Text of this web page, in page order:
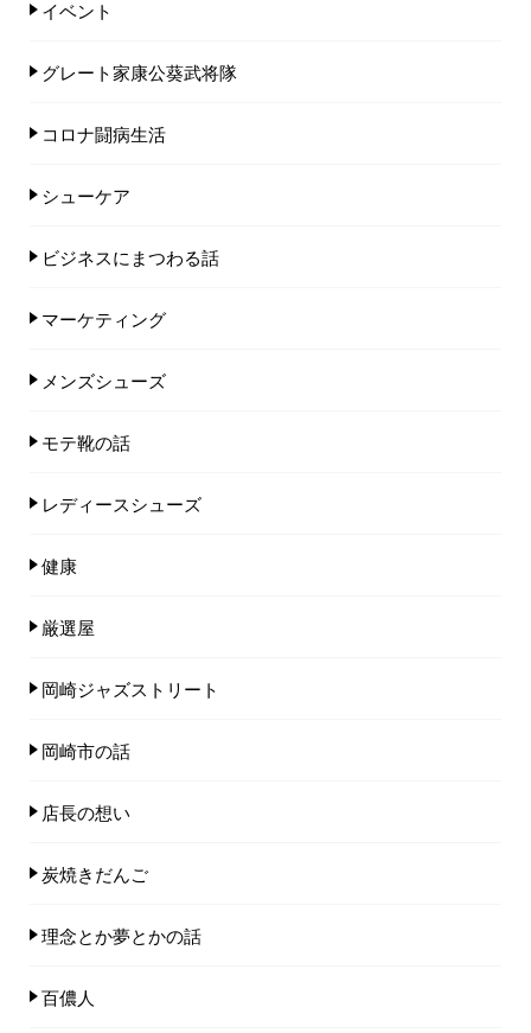
イベント
グレート家康公葵武将隊
コロナ闘病生活
シューケア
ビジネスにまつわる話
マーケティング
メンズシューズ
モテ靴の話
レディースシューズ
健康
厳選屋
岡崎ジャズストリート
岡崎市の話
店長の想い
炭焼きだんご
理念とか夢とかの話
百儂人